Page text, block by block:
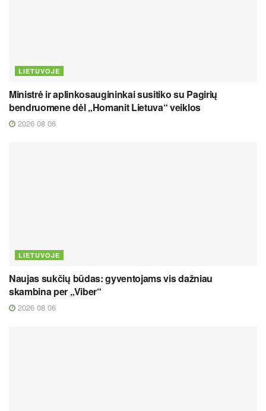
LIETUVOJE
Ministrė ir aplinkosaugininkai susitiko su Pagirių
bendruomene dėl „Homanit Lietuva“ veiklos
2026 08 06
LIETUVOJE
Naujas sukčių būdas: gyventojams vis dažniau
skambina per „Viber“
2026 08 06